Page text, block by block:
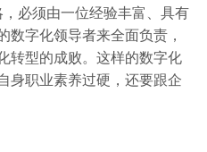
必须由一位经验丰富、具有
数字化领导者来全面负责，
转型的成败。这样的数字化
身职业素养过硬，还要跟企